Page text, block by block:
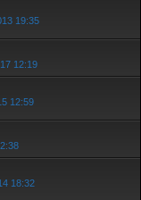
19:35
12:19
12:59
18:32